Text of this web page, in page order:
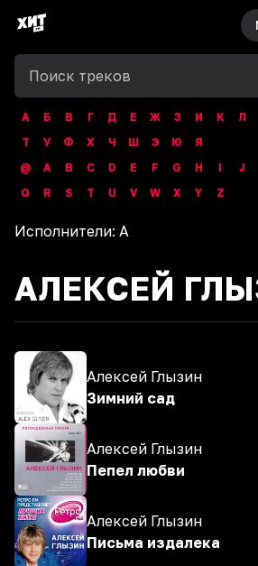
А Б В Г Д Е Ж З И К Л
Т
У Ф Х Ч Ш Э Ю
Я
@
A B C D E F G H I J
Q
R S T U V W X Y Z
Исполнители: А
АЛЕКСЕЙ
Алексей Глызин
Зимний сад
Алексей Глызин
Пепел любви
Алексей Глызин
Письма издалека